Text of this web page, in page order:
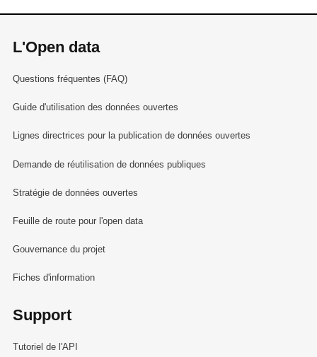
L'Open data
Questions fréquentes (FAQ)
Guide d'utilisation des données ouvertes
Lignes directrices pour la publication de données ouvertes
Demande de réutilisation de données publiques
Stratégie de données ouvertes
Feuille de route pour l'open data
Gouvernance du projet
Fiches d'information
Support
Tutoriel de l'API